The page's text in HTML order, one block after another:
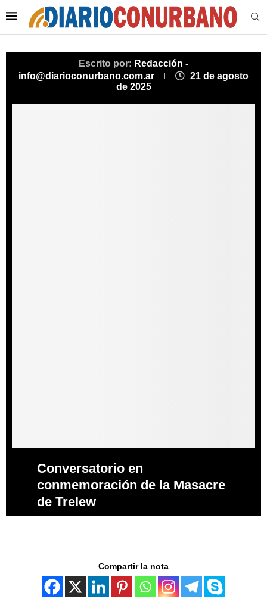
Escrito por: Redacción -
info@diarioconurbano.com.ar
21 de agosto
de 2025
Conversatorio en
conmemoración de la Masacre
de Trelew
Compartir la nota